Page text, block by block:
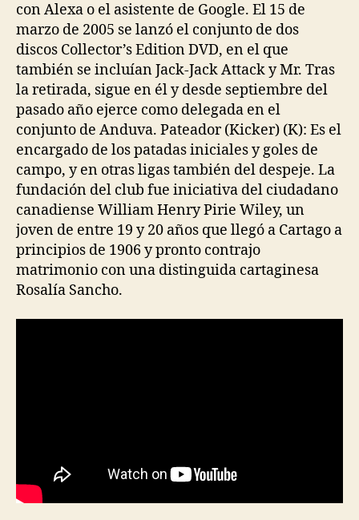
con Alexa o el asistente de Google. El 15 de
marzo de 2005 se lanzó el conjunto de dos
discos Collector’s Edition DVD, en el que
también se incluían Jack-Jack Attack y Mr. Tras
la retirada, sigue en él y desde septiembre del
pasado año ejerce como delegada en el
conjunto de Anduva. Pateador (Kicker) (K): Es el
encargado de los patadas iniciales y goles de
campo, y en otras ligas también del despeje. La
fundación del club fue iniciativa del ciudadano
canadiense William Henry Pirie Wiley, un
joven de entre 19 y 20 años que llegó a Cartago a
principios de 1906 y pronto contrajo
matrimonio con una distinguida cartaginesa
Rosalía Sancho.